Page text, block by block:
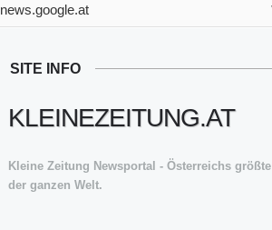
news.google.at
SITE INFO
KLEINEZEITUNG.AT
Kleine Zeitung Newsportal - Österreichs
der ganzen Welt.